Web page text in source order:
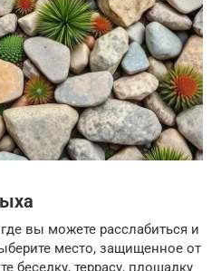
вы можете расслабиться и
место, защищенное от
беседку, террасу, площадку